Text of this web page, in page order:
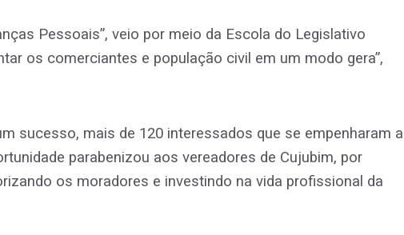
Pessoais”, veio por meio da Escola do Legislativo
os comerciantes e população civil em um modo gera”,
sucesso, mais de 120 interessados que se empenharam a
parabenizou aos vereadores de Cujubim, por
os moradores e investindo na vida profissional da